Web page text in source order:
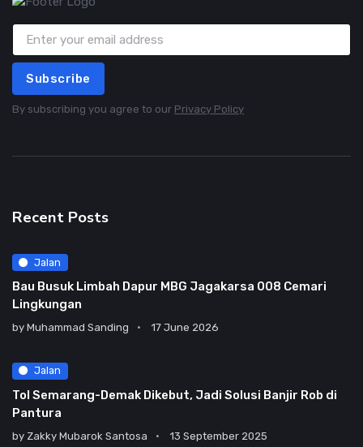
Subscribe
By subscribing you agree to our Privacy Policy
Recent Posts
Jalan
Bau Busuk Limbah Dapur MBG Jagakarsa 008 Cemari
Lingkungan
by Muhammad Sanding 17 June 2026
Jalan
Tol Semarang-Demak Dikebut, Jadi Solusi Banjir Rob di
Pantura
by Zakky Mubarok Santosa 13 September 2025